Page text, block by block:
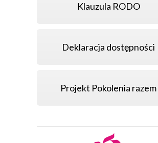
Klauzula RODO
Deklaracja dostępności
Projekt Pokolenia razem